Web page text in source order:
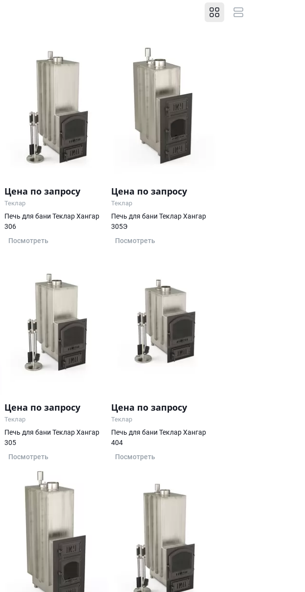
Цена по запросу
Теклар
Печь для бани Теклар Хангар
306
Посмотреть
Цена по запросу
Теклар
Печь для бани Теклар Хангар
305Э
Посмотреть
Цена по запросу
Теклар
Печь для бани Теклар Хангар
305
Посмотреть
Цена по запросу
Теклар
Печь для бани Теклар Хангар
404
Посмотреть